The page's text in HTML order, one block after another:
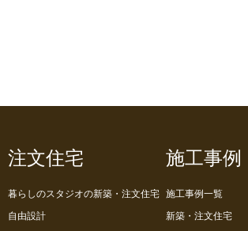
注文住宅
暮らしのスタジオの新築・注文住宅
自由設計
施工事例
施工事例一覧
新築・注文住宅